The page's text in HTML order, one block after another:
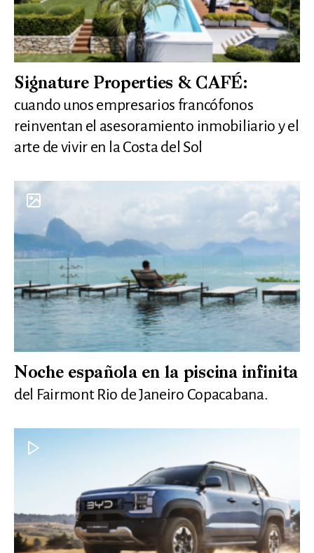
Signature Properties & CAFÉ:
cuando unos empresarios francófonos
reinventan el asesoramiento inmobiliario y el
arte de vivir en la Costa del Sol
Noche española en la piscina infinita
del Fairmont Rio de Janeiro Copacabana.